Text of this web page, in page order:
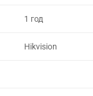
1 год
Hikvision